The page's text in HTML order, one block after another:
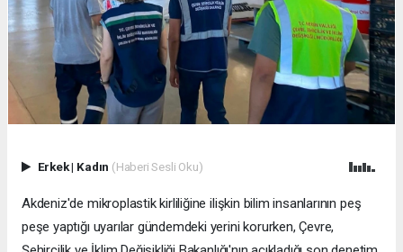
Erkek| Kadın (Haberi Sesli Oku)
Akdeniz'de mikroplastik kirliliğine ilişkin bilim insanlarının peş
peşe yaptığı uyarılar gündemdeki yerini korurken, Çevre,